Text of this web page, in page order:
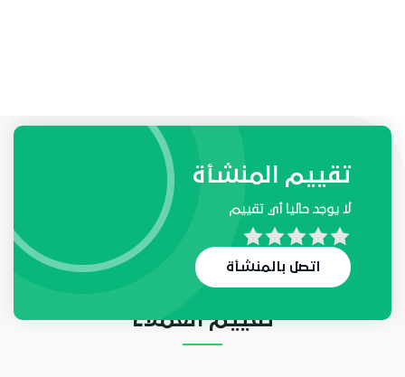
طلبات واحتياجات المنشأة
لا يوجد حاليا أي طلب
تقييم العملاء
تقييم المنشأة
لا يوجد حاليا أي تقييم
اتصل بالمنشأة